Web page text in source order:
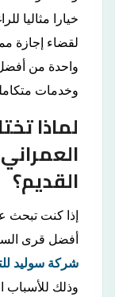
خيارا مثاليا
لقضاء إجازة
واحدة من
وخدمات
لماذا
القديم؟
إذا كنت تبحث
أفضل قرى
شركة سوليد
وذلك للأسباب